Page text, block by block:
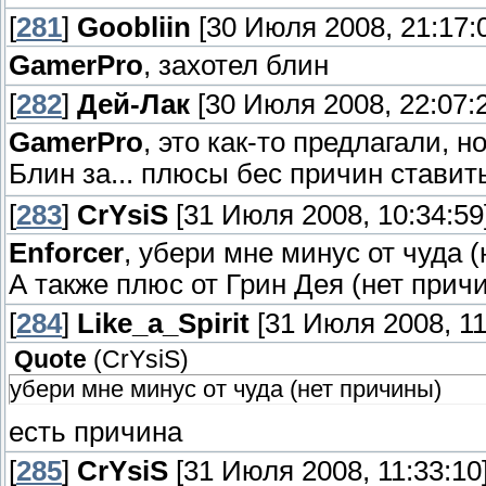
[281] Goobliin [30 Июля 2008,
GamerPro, захотел блин
[282] Дей-Лак [30 Июля 2008,
GamerPro, это как-то предлагали,
Блин за... плюсы бес причин
[283] CrYsiS [31 Июля 2008,
Enforcer, убери мне минус от чуда
А также плюс от Грин Дея (нет
[284] Like_a_Spirit [31 Июля 2008,
Quote (CrYsiS)
убери мне минус от чуда (нет причины)
есть причина
[285] CrYsiS [31 Июля 2008,